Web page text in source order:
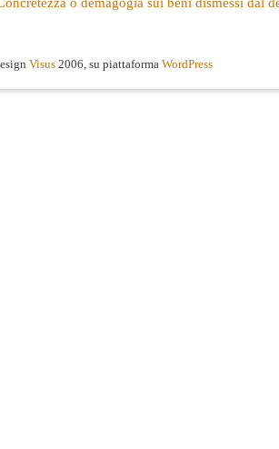
Visus 2006, su piattaforma WordPress